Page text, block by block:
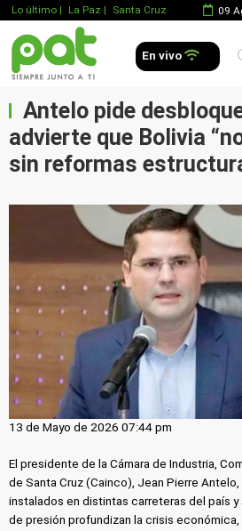
Lo último | La Paz | Santa Cruz 09
En vivo
Antelo pide
advierte que Bolivia
sin reformas
13 de Mayo de 2026 07:44 pm
El presidente de la Cámara de Industria,
de Santa Cruz (Cainco), Jean Pierre
instalados en distintas carreteras del país
de presión profundizan la crisis